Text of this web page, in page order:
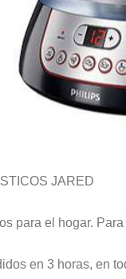
JARED
para el hogar.
en 3 horas, en